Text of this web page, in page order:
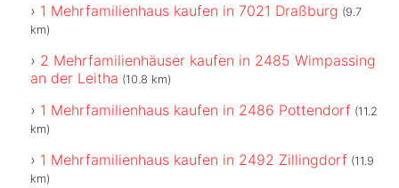
1 Mehrfamilienhaus kaufen in 7021 Draßburg (9.7
km)
2 Mehrfamilienhäuser kaufen in 2485 Wimpassing
an der Leitha (10.8 km)
1 Mehrfamilienhaus kaufen in 2486 Pottendorf (11.2
km)
1 Mehrfamilienhaus kaufen in 2492 Zillingdorf (11.9
km)